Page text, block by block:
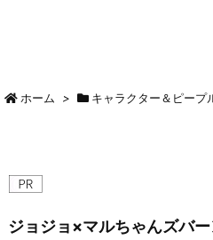
ホーム > キャラクター＆ピープ
ジョジョ×マルちゃんズバ